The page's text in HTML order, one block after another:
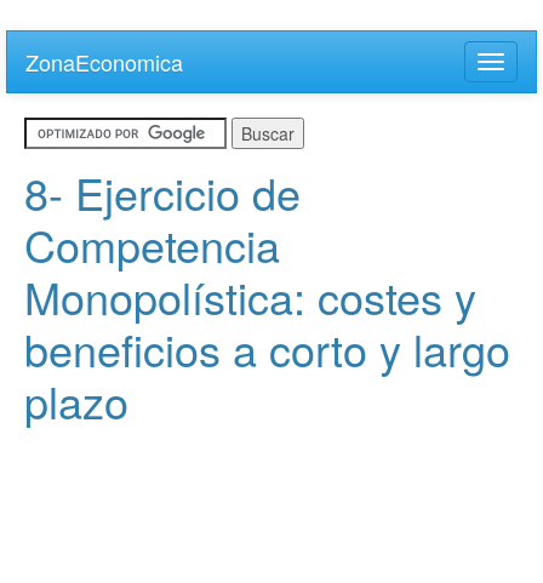
main
content
ZonaEconomica
Toggle
8- Ejercicio de
Competencia
Monopolística: costes y
beneficios a corto y largo
plazo